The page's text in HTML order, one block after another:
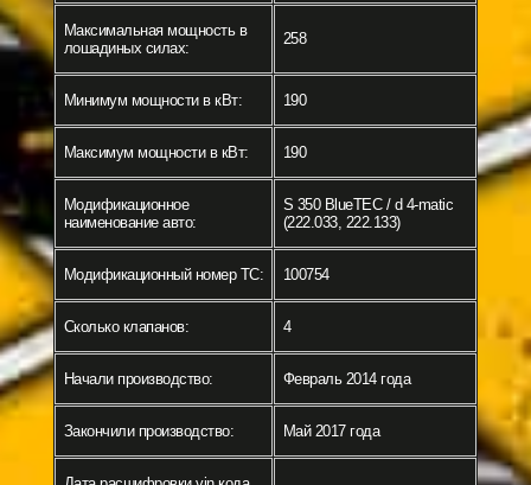
Максимальная мощность в
лошадиных силах:
258
Минимум мощности в кВт: 190
Максимум мощности в кВт: 190
Модификационное
наименование авто:
S 350 BlueTEC / d 4-matic
(222.033, 222.133)
Модификационный номер ТС: 100754
Сколько клапанов: 4
Начали производство: Февраль 2014 года
Закончили производство: Май 2017 года